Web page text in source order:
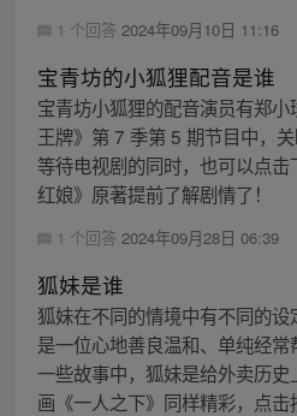
1 个回答 2024年09月10日 11:16
宝青坊的小狐狸配音是谁
宝青坊小狐狸的配音演员有郑
王牌》第 7 季第 5 期节目中，关
等待电视剧的同时，也可以点
红娘》原著提前了解剧情了！
1 个回答 2024年09月28日 06:39
狐妹是谁
狐妹在不同的情境中有不同的
是一位心地善良温和、单纯经
一些故事中，狐妹是给外卖历
画《一人之下》同样精彩，点击